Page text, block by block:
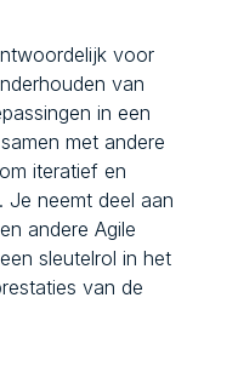
voor
van
in een
met andere
iteratief en
Je neemt deel aan
andere Agile
sleutelrol in het
van de